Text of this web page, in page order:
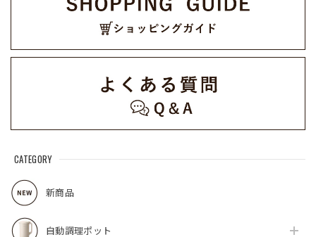
CATEGORY
新商品
自動調理ポット